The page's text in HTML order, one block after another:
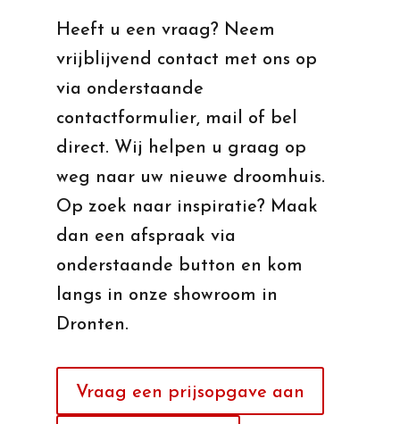
Heeft u een vraag? Neem
vrijblijvend contact met ons op
via onderstaande
contactformulier, mail of bel
direct. Wij helpen u graag op
weg naar uw nieuwe droomhuis.
Op zoek naar inspiratie? Maak
dan een afspraak via
onderstaande button en kom
langs in onze showroom in
Dronten.
Vraag een prijsopgave aan